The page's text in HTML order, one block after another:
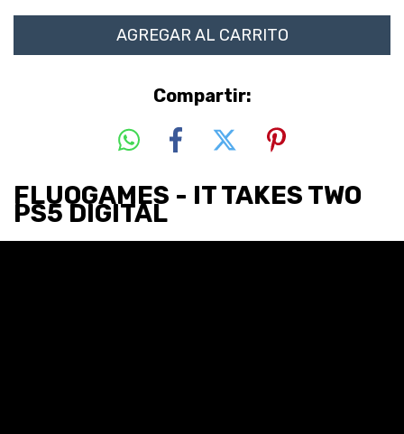
Compartir:
FLUOGAMES - IT TAKES TWO
PS5 DIGITAL